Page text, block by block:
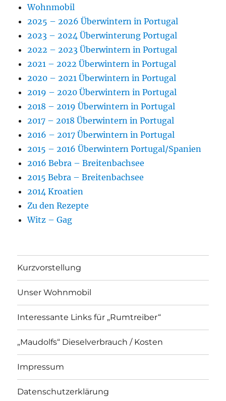
Wohnmobil
2025 – 2026 Überwintern in Portugal
2023 – 2024 Überwinterung Portugal
2022 – 2023 Überwintern in Portugal
2021 – 2022 Überwintern in Portugal
2020 – 2021 Überwintern in Portugal
2019 – 2020 Überwintern in Portugal
2018 – 2019 Überwintern in Portugal
2017 – 2018 Überwintern in Portugal
2016 – 2017 Überwintern in Portugal
2015 – 2016 Überwintern Portugal/Spanien
2016 Bebra – Breitenbachsee
2015 Bebra – Breitenbachsee
2014 Kroatien
Zu den Rezepte
Witz – Gag
Kurzvorstellung
Unser Wohnmobil
Interessante Links für „Rumtreiber“
„Maudolfs“ Dieselverbrauch / Kosten
Impressum
Datenschutzerklärung